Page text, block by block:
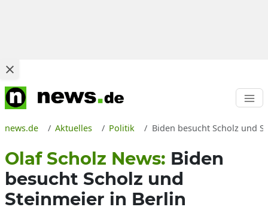
news.de Aktuelles Politik Biden besucht Scholz und
Olaf Scholz News: Biden
besucht Scholz und
Steinmeier in Berlin